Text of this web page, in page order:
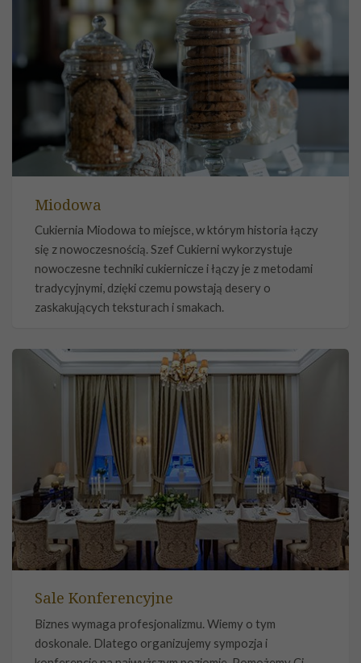
Miodowa
Cukiernia Miodowa to miejsce, w którym historia łączy
się z nowoczesnością. Szef Cukierni wykorzystuje
nowoczesne techniki cukiernicze i łączy je z metodami
tradycyjnymi, dzięki czemu powstają desery o
zaskakujących teksturach i smakach.
Sale Konferencyjne
Biznes wymaga profesjonalizmu. Wiemy o tym
doskonale. Dlatego organizujemy sympozja i